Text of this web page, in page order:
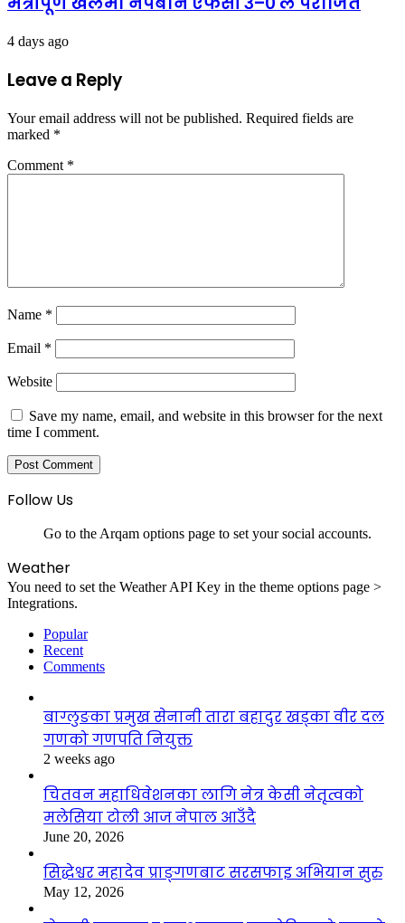
4 days ago
Leave a Reply
Your email address will not be published. Required fields are
marked *
Comment *
Name *
Email *
Website
Save my name, email, and website in this browser for the next
time I comment.
Follow Us
Go to the Arqam options page to set your social accounts.
Weather
You need to set the Weather API Key in the theme options page >
Integrations.
Popular
Recent
Comments
बाग्लुङका प्रमुख सेनानी तारा बहादुर खड्का वीर दल
गणको गणपति नियुक्त
2 weeks ago
चितवन महाधिवेशनका लागि नेत्र केसी नेतृत्वको
मलेसिया टोली आज नेपाल आउँदै
June 20, 2026
सिद्धेश्वर महादेव प्राङ्गणबाट सरसफाइ अभियान सुरु
May 12, 2026